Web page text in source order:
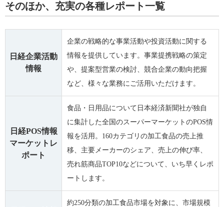
そのほか、充実の各種レポート一覧
日経企業活動
情報
企業の戦略的な事業活動や投資活動に関する
情報を提供しています。事業提携戦略の策定
や、提案型営業の検討、競合企業の動向把握
など、様々な業務にご活用いただけます。
日経POS情報
マーケットレ
ポート
食品・日用品について日本経済新聞社が独自
に集計した全国のスーパーマーケットのPOS情
報を活用。160カテゴリの加工食品の売上推
移、主要メーカーのシェア、売上の伸び率、
売れ筋商品TOP10などについて、いち早くレポ
ートします。
約250分類の加工食品市場を対象に、市場規模